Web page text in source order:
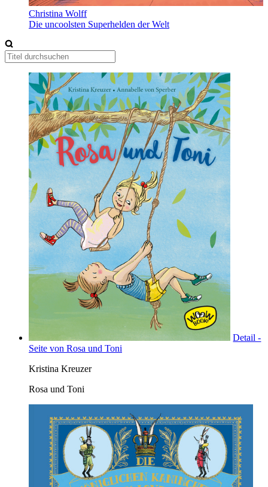
Christina Wolff
Die uncoolsten Superhelden der Welt
Detail -
Seite von Rosa und Toni
Kristina Kreuzer
Rosa und Toni